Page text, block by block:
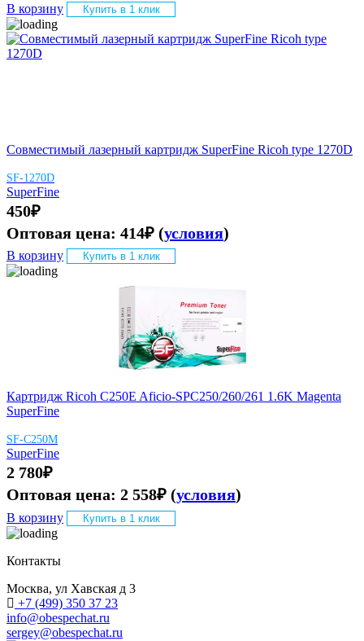
В корзину Купить в 1 клик
Совместимый лазерный картридж SuperFine Ricoh type 1270D
SF-1270D
SuperFine
450₽
Оптовая цена: 414₽ (условия)
В корзину Купить в 1 клик
Картридж Ricoh C250E Aficio-SPC250/260/261 1.6K Magenta
SuperFine
SF-C250M
SuperFine
2 780₽
Оптовая цена: 2 558₽ (условия)
В корзину Купить в 1 клик
Контакты
Москва, ул Хавская д 3
+7 (499) 350 37 23
info@obespechat.ru
sergey@obespechat.ru